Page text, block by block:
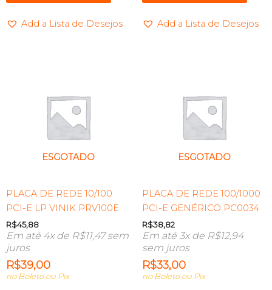
Add a Lista de Desejos Add a Lista de Desejos
ESGOTADO
PLACA DE REDE 10/100
PCI-E LP VINIK PRV100E
R$45,88
Em até 4x de R$11,47sem
juros
R$39,00
no Boleto ou Pix
ESGOTADO
PLACA DE REDE 100/1000
PCI-E GENÉRICO PC0034
R$38,82
Em até 3x de R$12,94
sem juros
R$33,00
no Boleto ou Pix